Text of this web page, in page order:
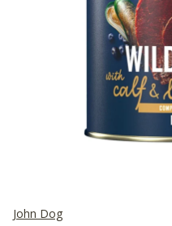
John Dog